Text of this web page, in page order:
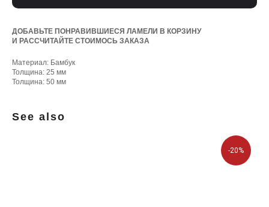
ДОБАВЬТЕ ПОНРАВИВШИЕСЯ ЛАМЕЛИ В КОРЗИНУ
И РАССЧИТАЙТЕ СТОИМОСЬ ЗАКАЗА
Материал: Бамбук
Толщина: 25 мм
Толщина: 50 мм
See also
-20%